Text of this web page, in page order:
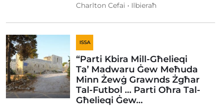
Charlton Cefai • Ilbieraħ
ISSA
“Parti Kbira Mill-Għelieqi
Ta’ Madwaru Ġew Meħuda
Minn Żewġ Grawnds Żgħar
Tal-Futbol … Parti Oħra Tal-
Għelieqi Ġew…